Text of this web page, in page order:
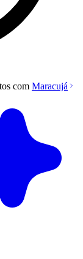
com Maracujá